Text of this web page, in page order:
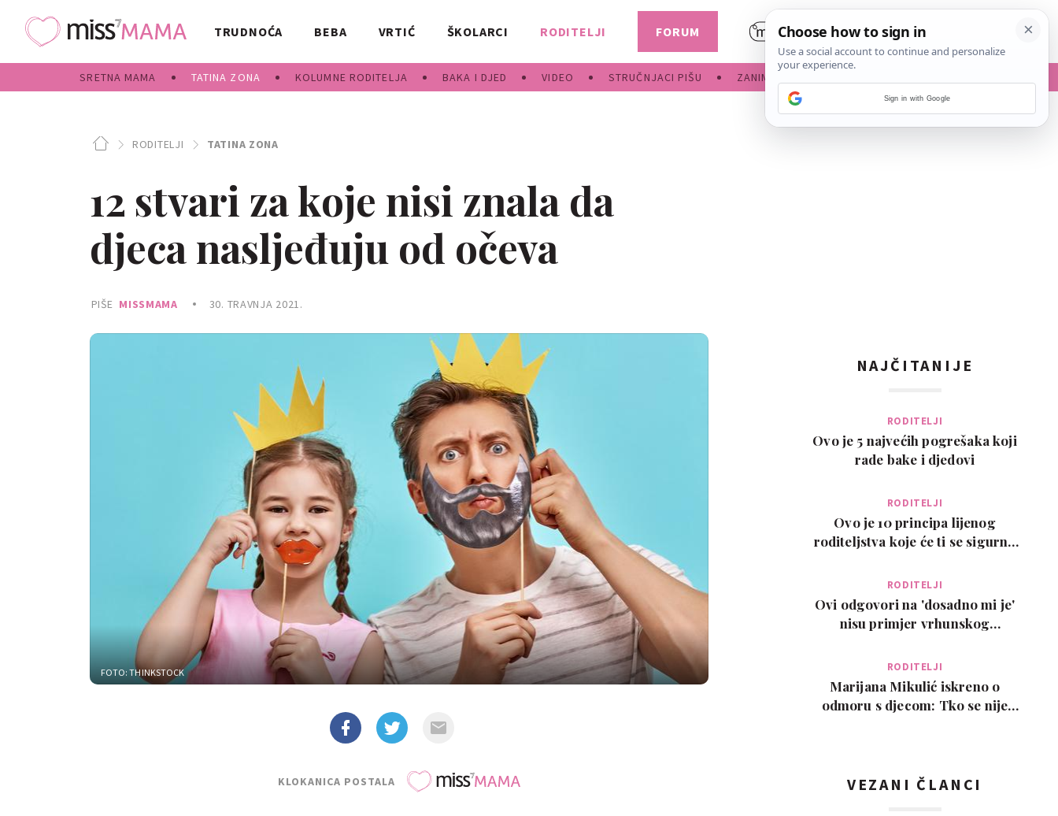
TRUDNOĆA BEBA VRTIĆ ŠKOLARCI RODITELJI
SRETNA MAMA TATINA ZONA KOLUMNE RODITELJA BAKA I DJED VIDEO STRUČNJACI PIŠU ZANIMLJIVOSTI
FORUM
RODITELJI TATINA ZONA
12 stvari za koje nisi znala da
djeca nasljeđuju od očeva
PIŠE MISSMAMA 30. TRAVNJA 2021.
FOTO: THINKSTOCK
KLOKANICA POSTALA
NAJČITANIJE
RODITELJI
Ovo je 5 najvećih pogrešaka koji
rade bake i djedovi
RODITELJI
Ovo je 10 principa lijenog
roditeljstva koje će ti se sigurno
RODITELJI
Ovi odgovori na 'dosadno mi je'
nisu primjer vrhunskog
RODITELJI
Marijana Mikulić iskreno o
odmoru s djecom: Tko se nije
VEZANI ČLANCI
Sign in with Google